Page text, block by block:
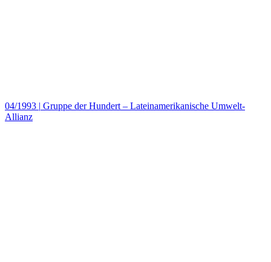
04/1993 | Gruppe der Hundert – Lateinamerikanische Umwelt-
Allianz